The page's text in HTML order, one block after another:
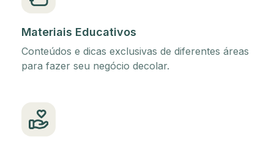
Materiais Educativos
Conteúdos e dicas exclusivas de diferentes áreas
para fazer seu negócio decolar.